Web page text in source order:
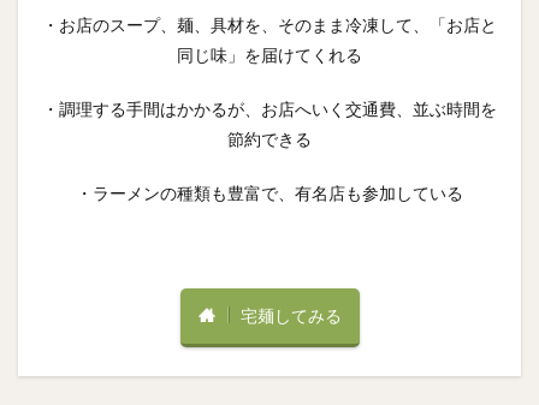
・お店のスープ、麺、具材を、そのまま冷凍して、「お店と
同じ味」を届けてくれる
・調理する手間はかかるが、お店へいく交通費、並ぶ時間を
節約できる
・ラーメンの種類も豊富で、有名店も参加している
宅麺してみる